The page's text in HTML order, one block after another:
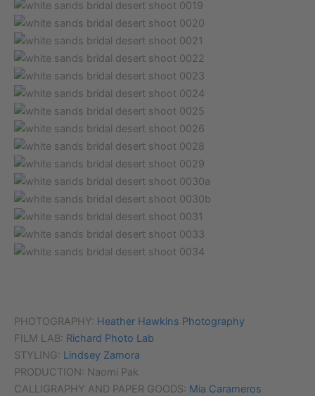
PHOTOGRAPHY: Heather Hawkins Photography
FILM LAB: Richard Photo Lab
STYLING: Lindsey Zamora
PRODUCTION: Naomi Pak
CALLIGRAPHY AND PAPER GOODS: Mia Carameros